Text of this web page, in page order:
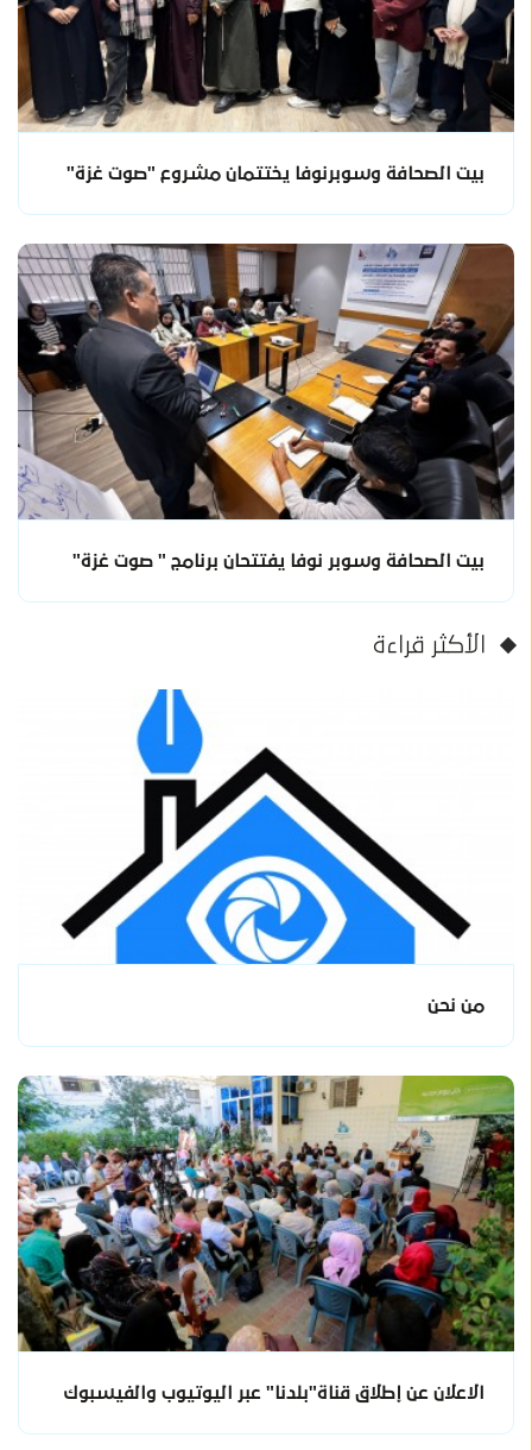
بيت الصحافة وسوبرنوفا يختتمان مشروع "صوت غزة"
بيت الصحافة وسوبر نوفا يفتتحان برنامج " صوت غزة"
الأكثر قراءة
من نحن
الاعلان عن إطلاق قناة"بلدنا" عبر اليوتيوب والفيسبوك